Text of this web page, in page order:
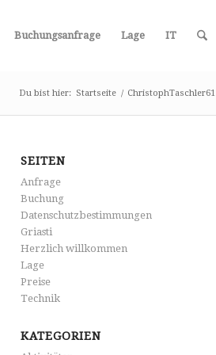
Buchungsanfrage Lage IT
Du bist hier: Startseite / ChristophTaschler61
SEITEN
Anfrage
Buchung
Datenschutzbestimmungen
Griasti
Herzlich willkommen
Lage
Preise
Technik
KATEGORIEN